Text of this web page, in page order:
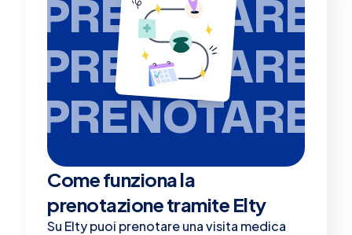
PRENOTARE
PRENOTARE
PRENOTARE
Come funziona la
prenotazione tramite Elty
Su Elty puoi prenotare una visita medica